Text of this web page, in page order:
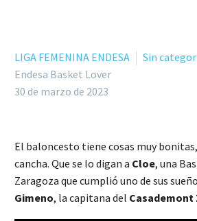
LIGA FEMENINA ENDESA
Sin
Endesa Basket Lover
30 de marzo de 2023
El baloncesto tiene cosas muy
cancha. Que se lo digan a Cloe, una
Zaragoza que cumplió uno de sus
Gimeno, la capitana del Casademont